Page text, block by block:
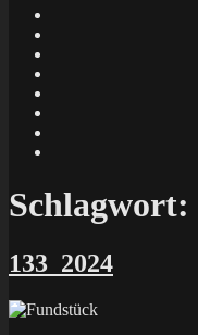
X
Schlagwort:
133_2024